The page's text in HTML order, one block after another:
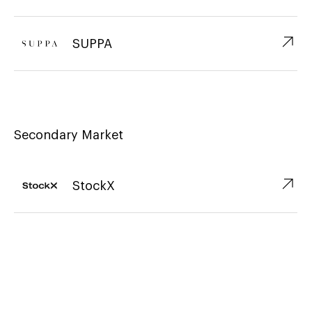
SUPPA ↗︎
Secondary Market
StockX ↗︎